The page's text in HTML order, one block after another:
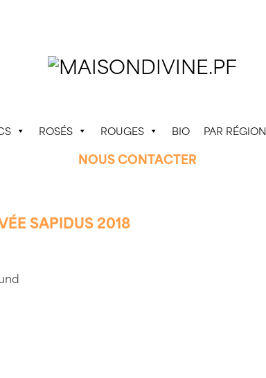
ROSÉS ROUGES BIO PAR RÉGION
NOUS CONTACTER
SAPIDUS 2018